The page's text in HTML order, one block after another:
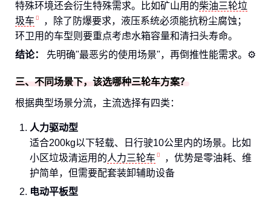
特殊环境还会衍生特殊需求。比如矿山用的柴油三轮垃
圾车
，除了防爆要求，液压系统必须能抗粉尘腐蚀；
环卫用的车型则要重点考虑水箱容量和清扫头寿命。
结论：
先明确"最恶劣的使用场景"，再倒推性能需求。⚙️
三、不同场景下，该选哪种三轮车方案？
根据典型场景分流，主流选择有四类：
人力驱动型
适合200kg以下轻载、日行驶10公里内的场景。比如
小区垃圾清运用的人力三轮车
，优势是零油耗、维
护简单，但需要配套装卸辅助设备
电动平板型